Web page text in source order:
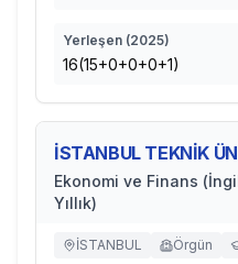
Yerleşen (2025)
16(15+0+0+0+1)
İSTANBUL TEKNİK
Ekonomi ve Finans
Yıllık)
İSTANBUL Örgün